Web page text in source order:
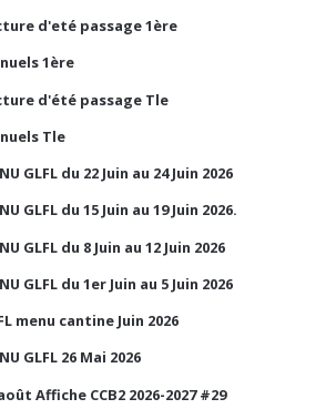
d'eté passage 1ère
1ère
d'été passage Tle
Tle
GLFL du 22 Juin au 24 Juin 2026
GLFL du 15 Juin au 19 Juin 2026.
GLFL du 8 Juin au 12 Juin 2026
GLFL du 1er Juin au 5 Juin 2026
menu cantine Juin 2026
GLFL 26 Mai 2026
Affiche CCB2 2026-2027 #29